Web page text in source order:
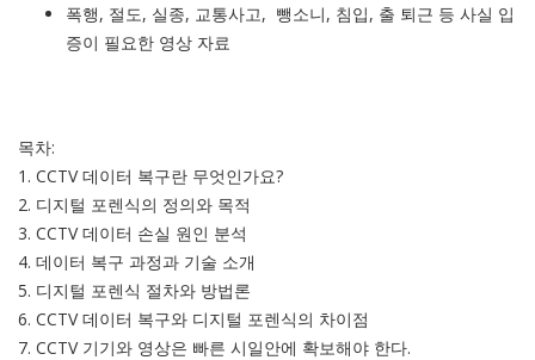
폭행, 절도, 실종, 교통사고, 뺑소니, 침입, 출 퇴근 등 사실 입
증이 필요한 영상 자료
목차:
1. CCTV 데이터 복구란 무엇인가요?
2. 디지털 포렌식의 정의와 목적
3. CCTV 데이터 손실 원인 분석
4. 데이터 복구 과정과 기술 소개
5. 디지털 포렌식 절차와 방법론
6. CCTV 데이터 복구와 디지털 포렌식의 차이점
7. CCTV 기기와 영상은 빠른 시일안에 확보해야 한다.